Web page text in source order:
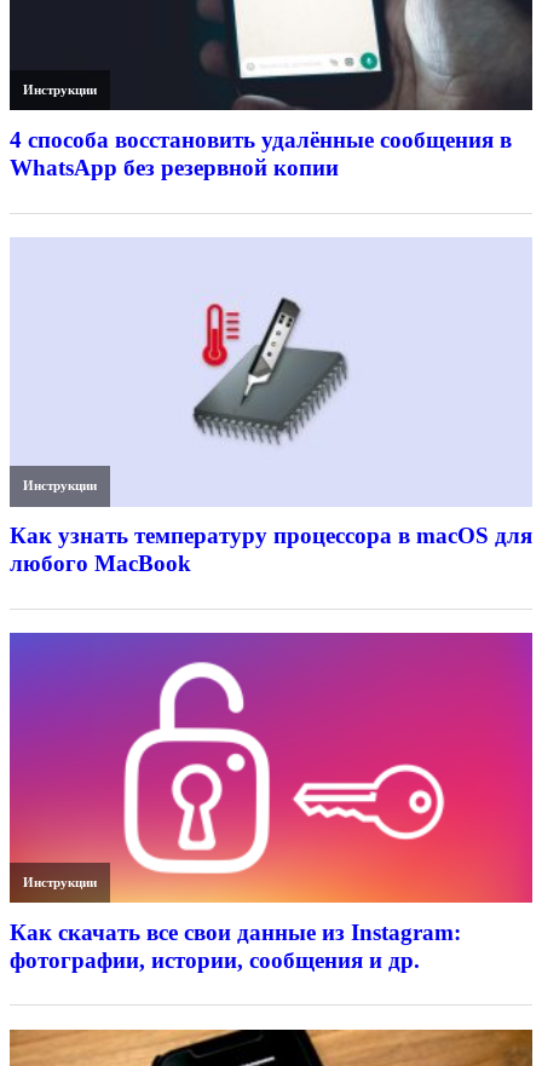
Инструкции
4 способа восстановить удалённые сообщения в
WhatsApp без резервной копии
Инструкции
Как узнать температуру процессора в macOS для
любого MacBook
Инструкции
Как скачать все свои данные из Instagram:
фотографии, истории, сообщения и др.